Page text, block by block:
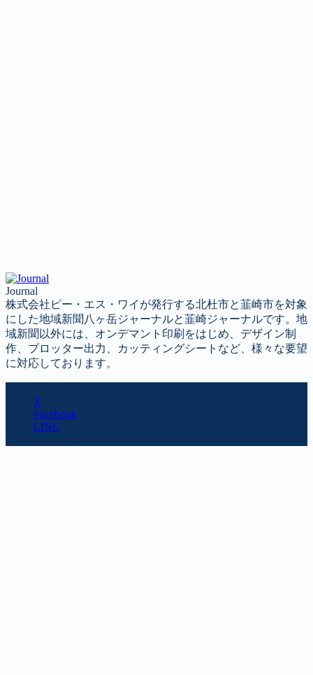
Journal
株式会社ピー・エス・ワイが発行する北杜市と韮崎市を対象
にした地域新聞八ヶ岳ジャーナルと韮崎ジャーナルです。地
域新聞以外には、オンデマント印刷をはじめ、デザイン制
作、プロッター出力、カッティングシートなど、様々な要望
に対応しております。
X
Facebook
LINE